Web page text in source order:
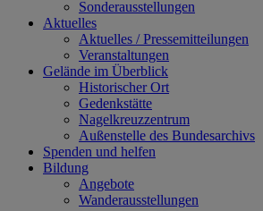
Sonderausstellungen
Aktuelles
Aktuelles / Pressemitteilungen
Veranstaltungen
Gelände im Überblick
Historischer Ort
Gedenkstätte
Nagelkreuzzentrum
Außenstelle des Bundesarchivs
Spenden und helfen
Bildung
Angebote
Wanderausstellungen